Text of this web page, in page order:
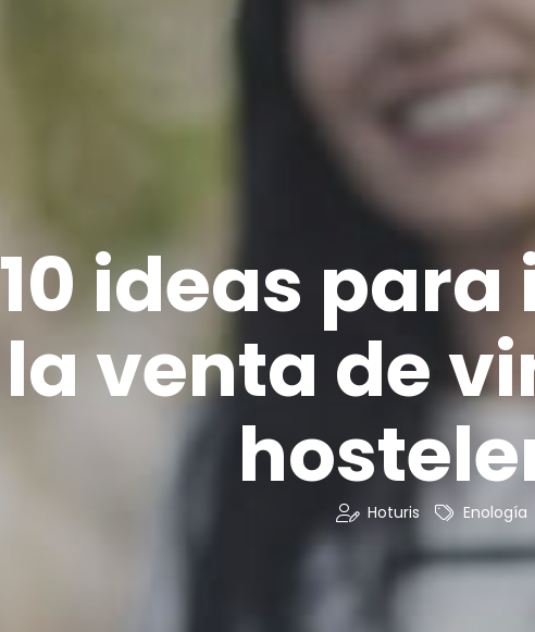
10 ideas
la venta de
Hoturis Enología